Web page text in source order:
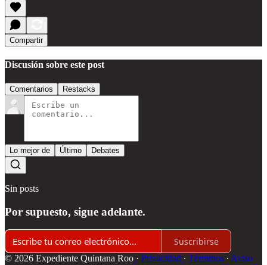
Compartir
Discusión sobre este post
Comentarios Restacks
Lo mejor de Último Debates
Sin posts
Por supuesto, sigue adelante.
Suscribirse
© 2026 Expediente Quintana Roo · Privacidad ∙ Términos ∙ Aviso